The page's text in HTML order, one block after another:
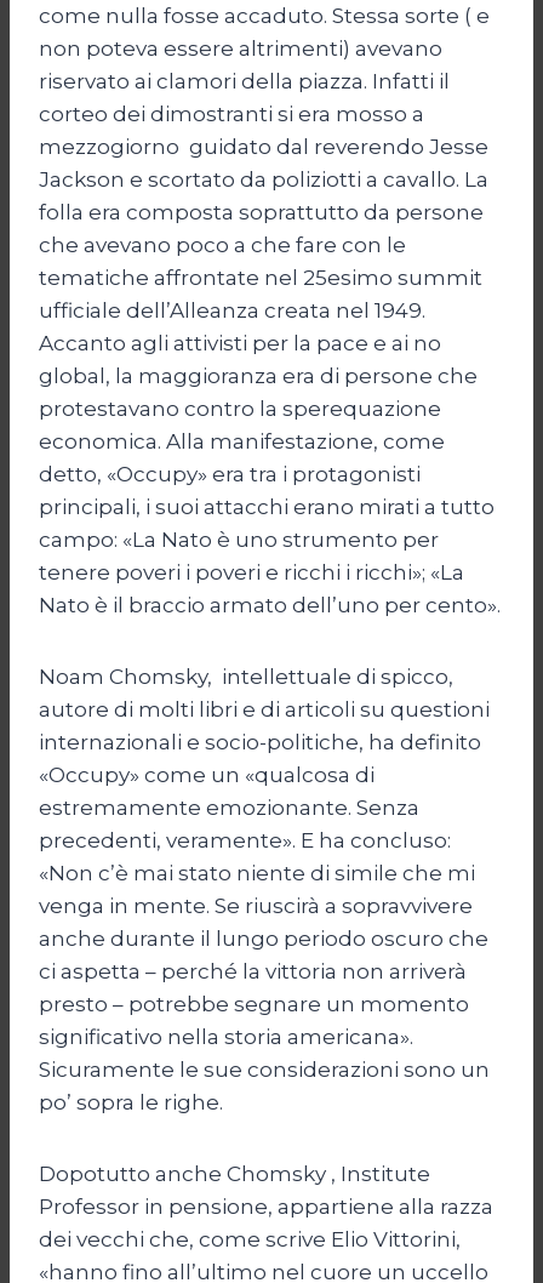
come nulla fosse accaduto. Stessa sorte ( e
non poteva essere altrimenti) avevano
riservato ai clamori della piazza. Infatti il
corteo dei dimostranti si era mosso a
mezzogiorno guidato dal reverendo Jesse
Jackson e scortato da poliziotti a cavallo. La
folla era composta soprattutto da persone
che avevano poco a che fare con le
tematiche affrontate nel 25esimo summit
ufficiale dell’Alleanza creata nel 1949.
Accanto agli attivisti per la pace e ai no
global, la maggioranza era di persone che
protestavano contro la sperequazione
economica. Alla manifestazione, come
detto, «Occupy» era tra i protagonisti
principali, i suoi attacchi erano mirati a tutto
campo: «La Nato è uno strumento per
tenere poveri i poveri e ricchi i ricchi»; «La
Nato è il braccio armato dell’uno per cento».
Noam Chomsky, intellettuale di spicco,
autore di molti libri e di articoli su questioni
internazionali e socio-politiche, ha definito
«Occupy» come un «qualcosa di
estremamente emozionante. Senza
precedenti, veramente». E ha concluso:
«Non c’è mai stato niente di simile che mi
venga in mente. Se riuscirà a sopravvivere
anche durante il lungo periodo oscuro che
ci aspetta – perché la vittoria non arriverà
presto – potrebbe segnare un momento
significativo nella storia americana».
Sicuramente le sue considerazioni sono un
po’ sopra le righe.
Dopotutto anche Chomsky , Institute
Professor in pensione, appartiene alla razza
dei vecchi che, come scrive Elio Vittorini,
«hanno fino all’ultimo nel cuore un uccello